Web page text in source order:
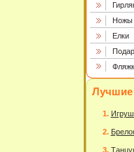
Ножы
Елки
Лучшие